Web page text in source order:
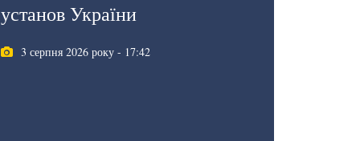
установ України
3 серпня 2026 року - 17:42